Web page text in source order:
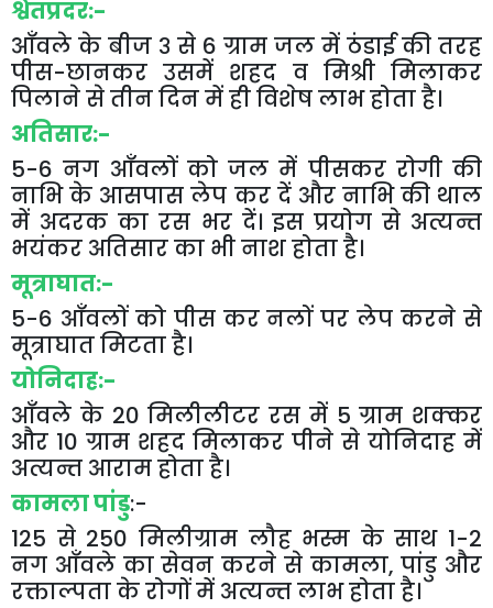
श्वेतप्रदर:-
आँवले के बीज ३ से 6 ग्राम जल में ठंडाई की तरह
पीस-छानकर उसमें शहद व मिश्री मिलाकर
पिलानेसेतीनदिनमेंहीविशेषलाभहोताहै।
अतिसार:-
5-6 नग आँवलों को जल में पीसकर रोगी की
नाभि के आसपास लेप कर दें और नाभि की थाल
में अदरक का रस भर दें। इस प्रयोग से अत्यन्त
भयंकर अतिसारका भीनाशहोताहै।
मूत्राघात:-
5-6 आँवलों को पीस कर नलों पर लेप करने से
मूत्राघातमिटताहै।
योनिदाह:-
आँवले के20 मिलीलीटर रस में5 ग्राम शक्कर
और 10 ग्राम शहद मिलाकर पीने से योनिदाह में
अत्यन्त आरामहोताहै।
कामलापांडु:-
125 से250 मिलीग्राम लौह भस्म के साथ1-2
नग आँवले का सेवन करने से कामला,पांडु और
रक्ताल्पताकेरोगोंमें अत्यन्तलाभहोताहै।